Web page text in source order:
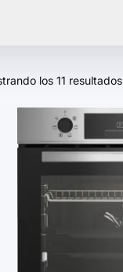
los 11 resultados